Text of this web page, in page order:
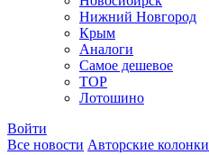
Нижний Новгород
Крым
Аналоги
Самое дешевое
TOP
Лотошино
Войти
Все новости Авторские колонки